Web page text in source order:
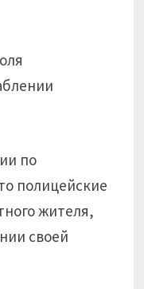
по
полицейские
жителя,
своей